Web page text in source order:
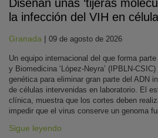
Diseñan unas ‘tijeras
la infección del VIH en
Granada | 09 de agosto de 2026
Un equipo internacional del que forma
y Biomedicina ‘López-Neyra’ (IPBLN-
genética para eliminar gran parte del ADN
de células intervenidas en laboratorio. El
clínica, muestra que los cortes deben
impedir que el virus conserve un genoma
Sigue leyendo